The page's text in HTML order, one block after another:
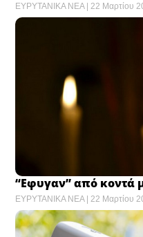
ΕΥΡΥΤΑΝΙΚΑ ΝΕΑ 22 Μαρτίου
“Εφυγαν” από κοντά
ΕΥΡΥΤΑΝΙΚΑ ΝΕΑ 22 Μαρτίου